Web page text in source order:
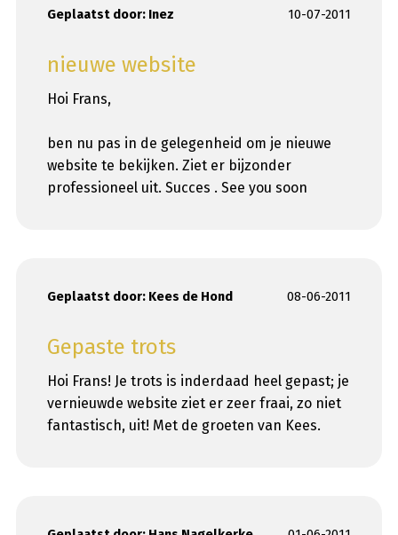
10-07-2011
Geplaatst door: Inez
nieuwe website
Hoi Frans,
ben nu pas in de gelegenheid om je nieuwe
website te bekijken. Ziet er bijzonder
professioneel uit. Succes . See you soon
08-06-2011
Geplaatst door: Kees de Hond
Gepaste trots
Hoi Frans! Je trots is inderdaad heel gepast; je
vernieuwde website ziet er zeer fraai, zo niet
fantastisch, uit! Met de groeten van Kees.